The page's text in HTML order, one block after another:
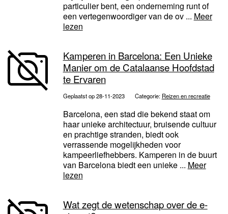
particulier bent, een onderneming runt of
een vertegenwoordiger van de ov ... Meer
lezen
Kamperen in Barcelona: Een Unieke
Manier om de Catalaanse Hoofdstad
te Ervaren
Geplaatst op 28-11-2023 Categorie: Reizen en recreatie
Barcelona, een stad die bekend staat om
haar unieke architectuur, bruisende cultuur
en prachtige stranden, biedt ook
verrassende mogelijkheden voor
kampeerliefhebbers. Kamperen in de buurt
van Barcelona biedt een unieke ... Meer
lezen
Wat zegt de wetenschap over de e-